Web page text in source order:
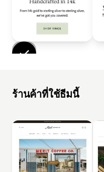
ร้านค้าที่ใช้ธีมนี้